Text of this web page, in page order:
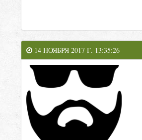
14 НОЯБРЯ 2017 Г. 13:35:26